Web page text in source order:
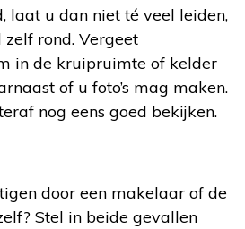
laat u dan niet té veel leiden,
rond. Vergeet
in de kruipruimte of kelder
of u foto’s mag maken.
nog eens goed bekijken.
door een makelaar of de
Stel in beide gevallen